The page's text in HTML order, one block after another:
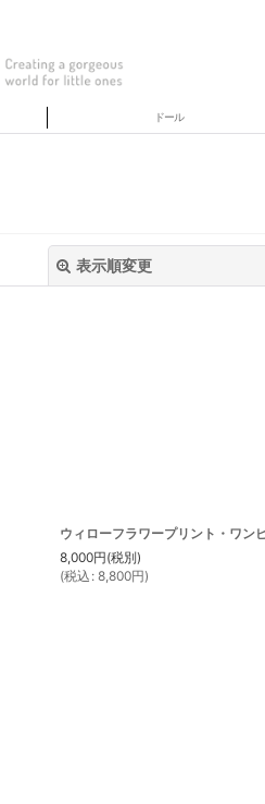
ドール
表示順変更
ウィローフラワープリント・ワ
8,000円(税別)
(税込 : 8,800円)